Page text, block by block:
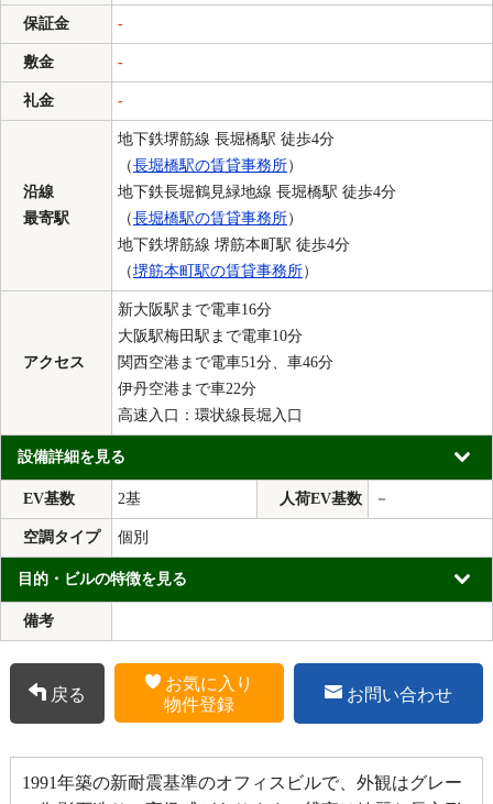
保証金 -
敷金 -
礼金 -
沿線
最寄駅
地下鉄堺筋線 長堀橋駅 徒歩4分
（長堀橋駅の賃貸事務所）
地下鉄長堀鶴見緑地線 長堀橋駅 徒歩4分
（長堀橋駅の賃貸事務所）
地下鉄堺筋線 堺筋本町駅 徒歩4分
（堺筋本町駅の賃貸事務所）
アクセス
新大阪駅まで電車16分
大阪駅梅田駅まで電車10分
関西空港まで電車51分、車46分
伊丹空港まで車22分
高速入口：環状線長堀入口
設備詳細を見る
EV基数 2基 人荷EV基数 －
空調タイプ 個別
目的・ビルの特徴を見る
備考
戻る
お気に入り
物件登録
お問い合わせ
1991年築の新耐震基準のオフィスビルで、外観はグレー